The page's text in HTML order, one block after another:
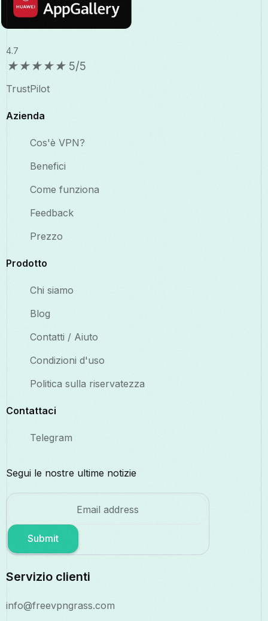
4.7
★★★★★ 5/5
TrustPilot
Azienda
Cos'è VPN?
Benefici
Come funziona
Feedback
Prezzo
Prodotto
Chi siamo
Blog
Contatti / Aiuto
Condizioni d'uso
Politica sulla riservatezza
Contattaci
Telegram
Segui le nostre ultime notizie
Submit
Servizio clienti
info@freevpngrass.com